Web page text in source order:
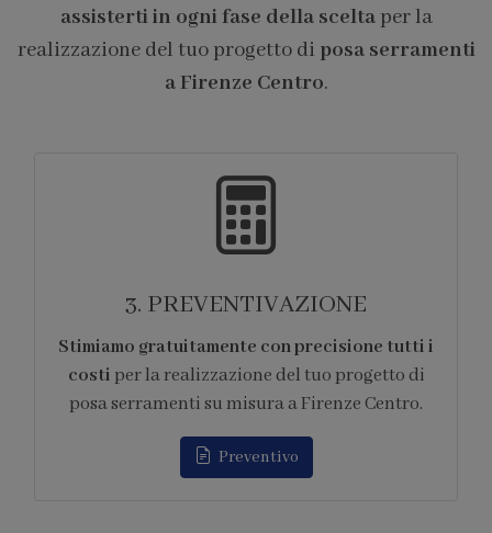
assisterti in ogni fase della sceltaper la
realizzazione del tuo progetto di posa serramenti
a Firenze Centro.
4. FORNITURA
Ci occupiamo di tutti gliaspetti logistici
legati alla fornituradei prodotti per la
realizzazione del tuo progetto di posa
serramenti su misura a Firenze Centro.